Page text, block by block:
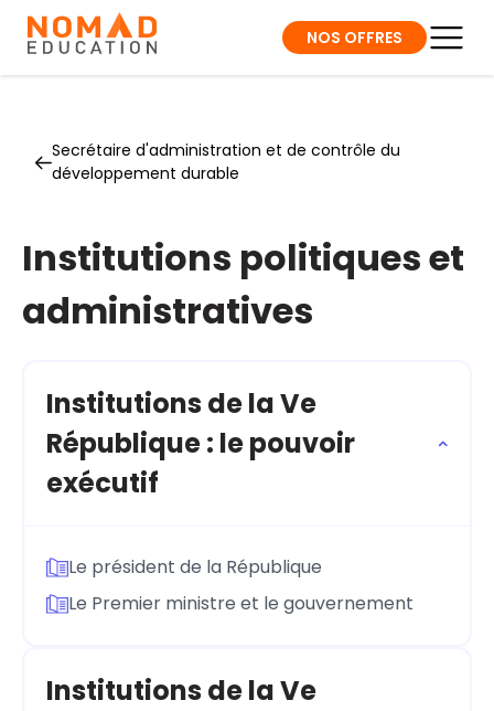
NOS OFFRES
Secrétaire d'administration et de contrôle du
développement durable
Institutions politiques et
administratives
Institutions de la Ve
République : le pouvoir
exécutif
Le président de la République
Le Premier ministre et le gouvernement
Institutions de la Ve